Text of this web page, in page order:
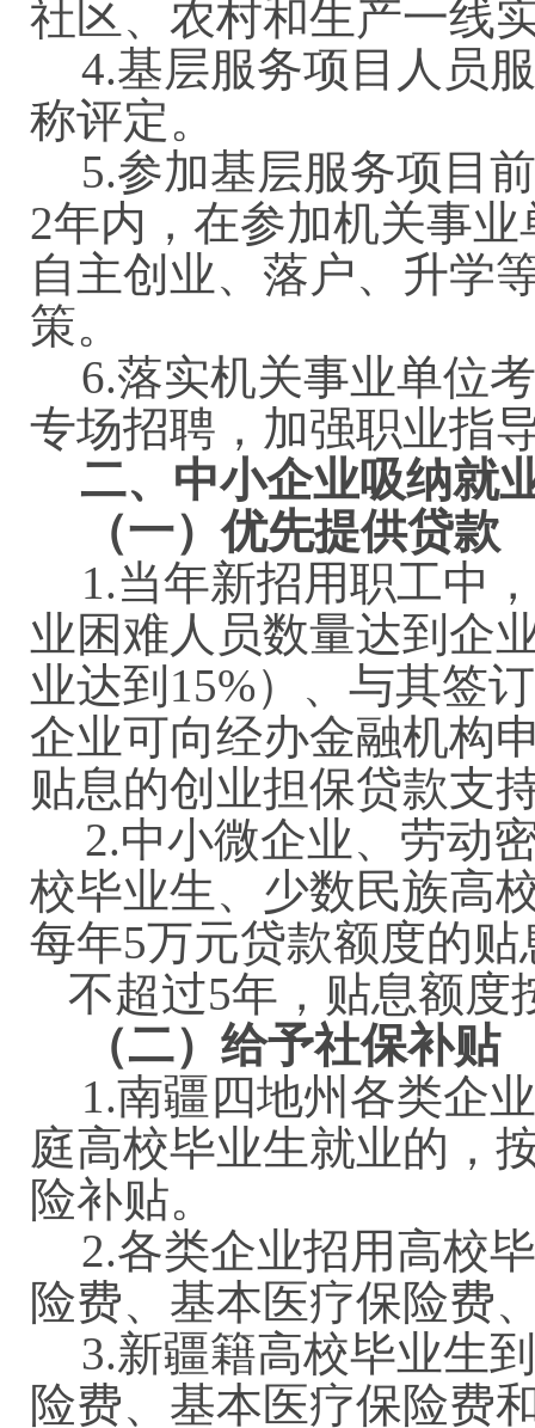
社区、农村和生产一线
4.基层服务项目人员
称评定。
5.参加基层服务项目
2年内，在参加机关事
自主创业、落户、升学
策。
6.落实机关事业单位
专场招聘，加强职业指
二、中小企业吸纳就
（一）优先提供贷款
1.当年新招用职工中
业困难人员数量达到企
业达到 15%）、与其签订
企业可向经办金融机构
贴息的创业担保贷款支
2.中小微企业、劳动
校毕业生、少数民族高
每年5万元贷款额度的
不超过5年，贴息额度
（二）给予社保补贴
1.南疆四地州各类企
庭高校毕业生就业的，
险补贴。
2.各类企业招用高校
险费、基本医疗保险费
3.新疆籍高校毕业生
险费、基本医疗保险费